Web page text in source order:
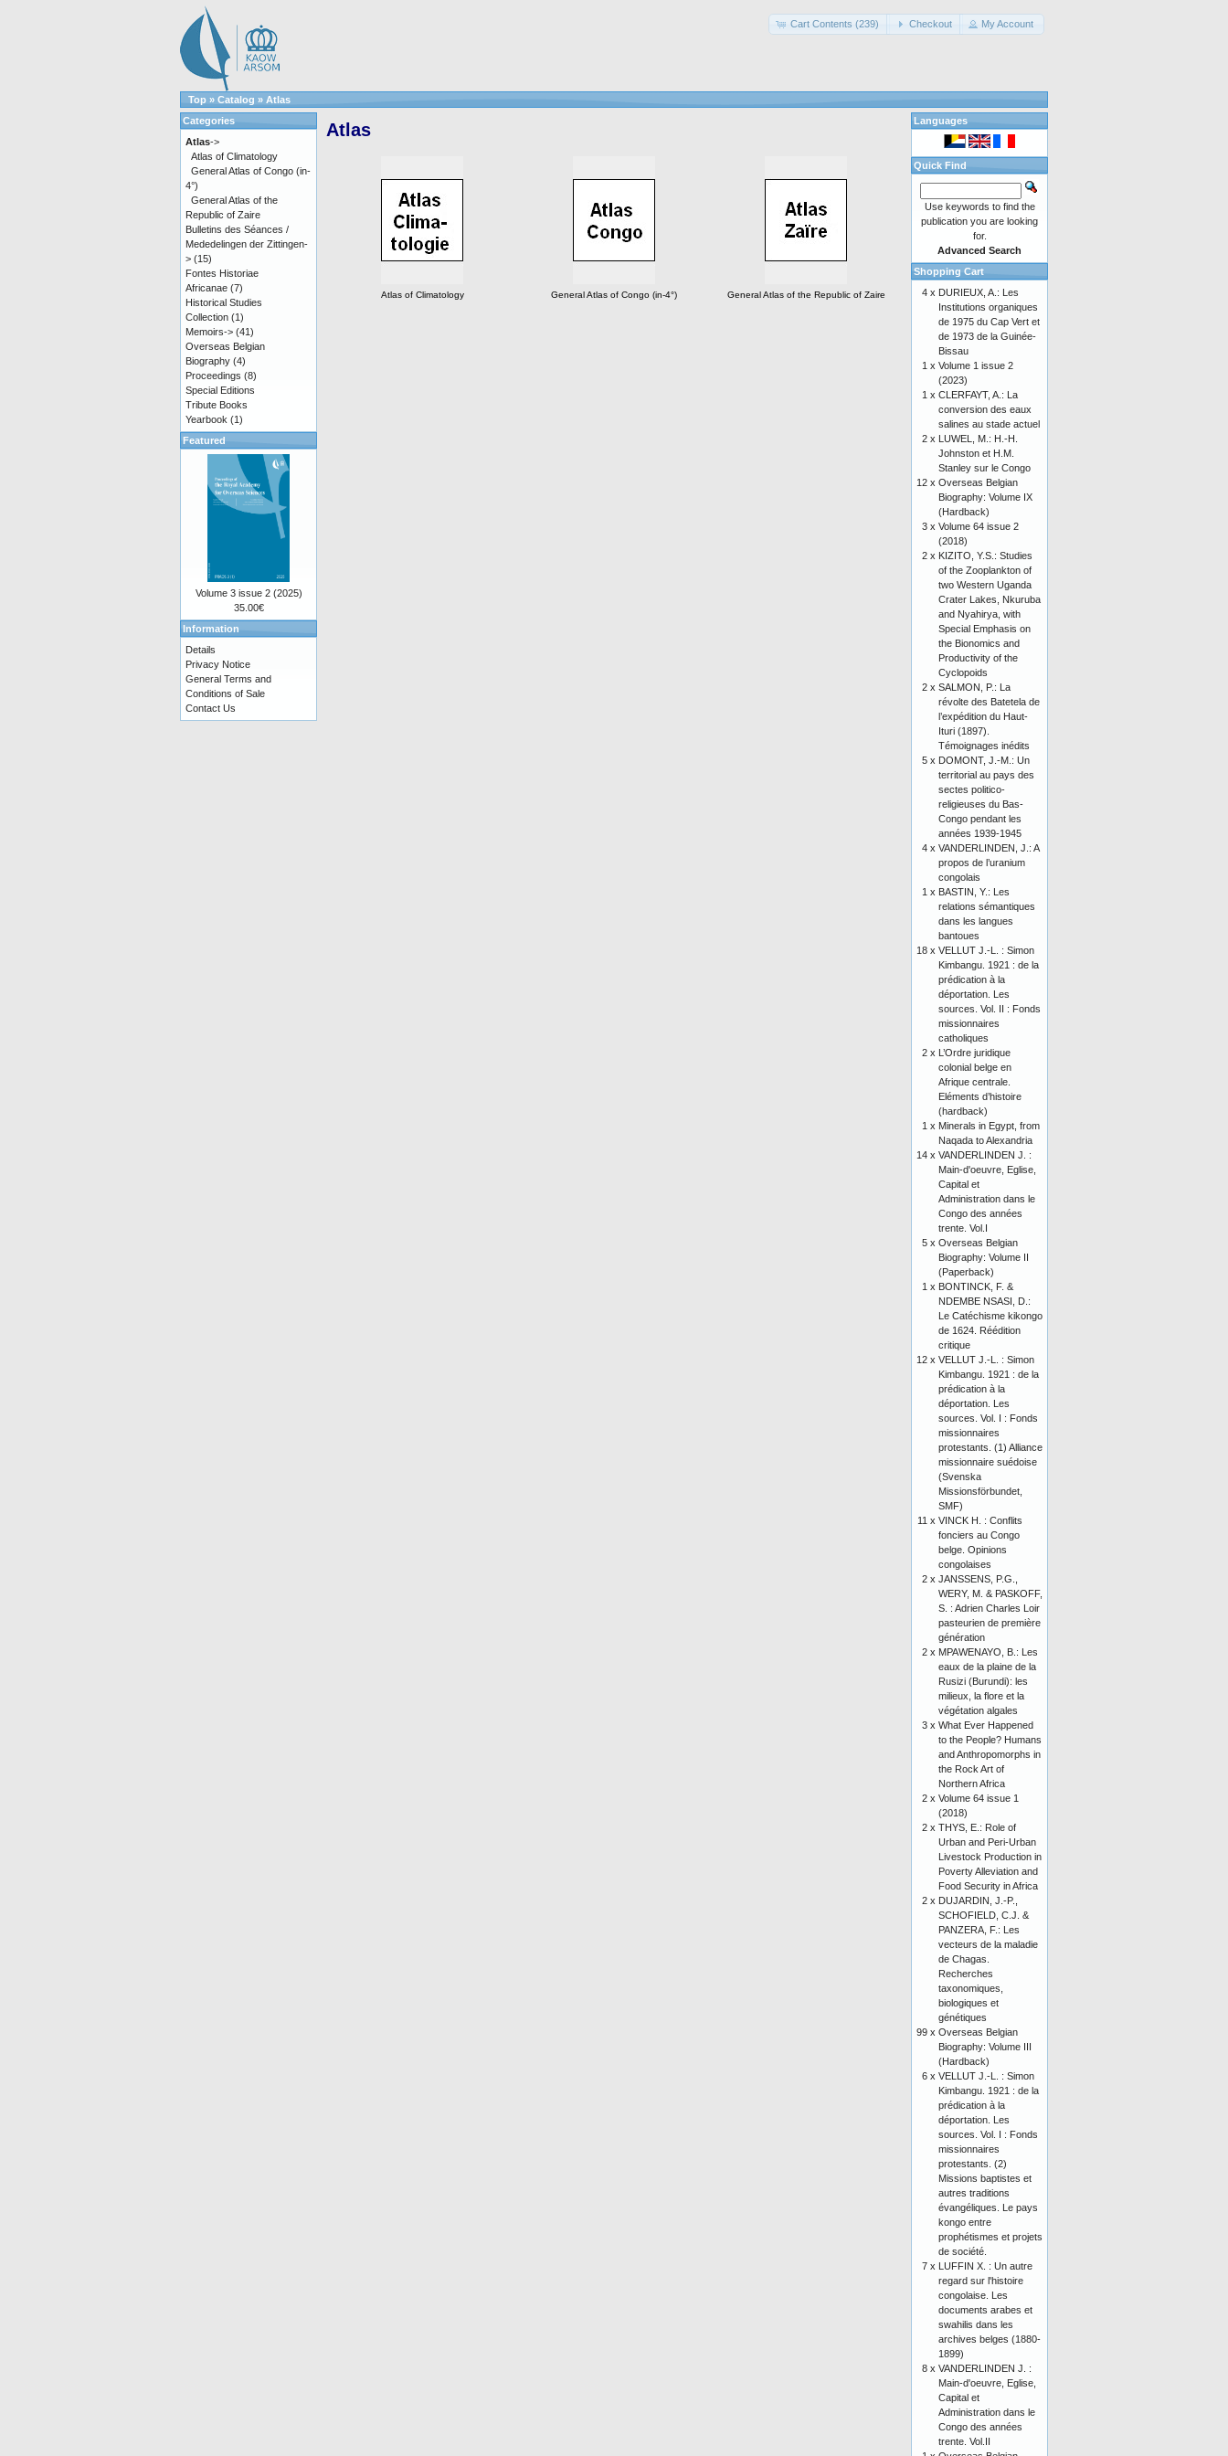
Cart Contents (239) Checkout My Account
Top » Catalog » Atlas
Atlas
Atlas of Climatology General Atlas of Congo (in-4°) General Atlas of the Republic of Zaire
Categories
Atlas->
Atlas of Climatology
General Atlas of Congo (in-
4°)
General Atlas of the
Republic of Zaire
Bulletins des Séances /
Mededelingen der Zittingen-
> (15)
Fontes Historiae
Africanae (7)
Historical Studies
Collection (1)
Memoirs-> (41)
Overseas Belgian
Biography (4)
Proceedings (8)
Special Editions
Tribute Books
Yearbook (1)
Featured
Volume 3 issue 2 (2025)
35.00€
Information
Details
Privacy Notice
General Terms and
Conditions of Sale
Contact Us
Languages
Quick Find
Use keywords to find the
publication you are looking
for.
Advanced Search
Shopping Cart
4 x DURIEUX, A.: Les
Institutions organiques
de 1975 du Cap Vert et
de 1973 de la Guinée-
Bissau
1 x Volume 1 issue 2
(2023)
1 x CLERFAYT, A.: La
conversion des eaux
salines au stade actuel
2 x LUWEL, M.: H.-H.
Johnston et H.M.
Stanley sur le Congo
12 x Overseas Belgian
Biography: Volume IX
(Hardback)
3 x Volume 64 issue 2
(2018)
2 x KIZITO, Y.S.: Studies
of the Zooplankton of
two Western Uganda
Crater Lakes, Nkuruba
and Nyahirya, with
Special Emphasis on
the Bionomics and
Productivity of the
Cyclopoids
2 x SALMON, P.: La
révolte des Batetela de
l’expédition du Haut-
Ituri (1897).
Témoignages inédits
5 x DOMONT, J.-M.: Un
territorial au pays des
sectes politico-
religieuses du Bas-
Congo pendant les
années 1939-1945
4 x VANDERLINDEN, J.: A
propos de l’uranium
congolais
1 x BASTIN, Y.: Les
relations sémantiques
dans les langues
bantoues
18 x VELLUT J.-L. : Simon
Kimbangu. 1921 : de la
prédication à la
déportation. Les
sources. Vol. II : Fonds
missionnaires
catholiques
2 x L’Ordre juridique
colonial belge en
Afrique centrale.
Eléments d’histoire
(hardback)
1 x Minerals in Egypt, from
Naqada to Alexandria
14 x VANDERLINDEN J. :
Main-d'oeuvre, Eglise,
Capital et
Administration dans le
Congo des années
trente. Vol.I
5 x Overseas Belgian
Biography: Volume II
(Paperback)
1 x BONTINCK, F. &
NDEMBE NSASI, D.:
Le Catéchisme kikongo
de 1624. Réédition
critique
12 x VELLUT J.-L. : Simon
Kimbangu. 1921 : de la
prédication à la
déportation. Les
sources. Vol. I : Fonds
missionnaires
protestants. (1) Alliance
missionnaire suédoise
(Svenska
Missionsförbundet,
SMF)
11 x VINCK H. : Conflits
fonciers au Congo
belge. Opinions
congolaises
2 x JANSSENS, P.G.,
WERY, M. & PASKOFF,
S. : Adrien Charles Loir
pasteurien de première
génération
2 x MPAWENAYO, B.: Les
eaux de la plaine de la
Rusizi (Burundi): les
milieux, la flore et la
végétation algales
3 x What Ever Happened
to the People? Humans
and Anthropomorphs in
the Rock Art of
Northern Africa
2 x Volume 64 issue 1
(2018)
2 x THYS, E.: Role of
Urban and Peri-Urban
Livestock Production in
Poverty Alleviation and
Food Security in Africa
2 x DUJARDIN, J.-P.,
SCHOFIELD, C.J. &
PANZERA, F.: Les
vecteurs de la maladie
de Chagas.
Recherches
taxonomiques,
biologiques et
génétiques
99 x Overseas Belgian
Biography: Volume III
(Hardback)
6 x VELLUT J.-L. : Simon
Kimbangu. 1921 : de la
prédication à la
déportation. Les
sources. Vol. I : Fonds
missionnaires
protestants. (2)
Missions baptistes et
autres traditions
évangéliques. Le pays
kongo entre
prophétismes et projets
de société.
7 x LUFFIN X. : Un autre
regard sur l'histoire
congolaise. Les
documents arabes et
swahilis dans les
archives belges (1880-
1899)
8 x VANDERLINDEN J. :
Main-d'oeuvre, Eglise,
Capital et
Administration dans le
Congo des années
trente. Vol.II